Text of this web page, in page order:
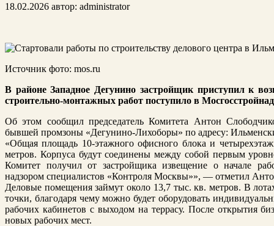
18.02.2026 автор: administrator
Источник фото: mos.ru
В районе Западное Дегунино застройщик приступил к
строительно-монтажных работ поступило в
Об этом сообщил председатель Комитета Антон
бывшей промзоны «Дегунино-Лихоборы» по адресу:
«Общая площадь 10-этажного офисного блока и
метров. Корпуса будут соединены между собой первым
Комитет получил от застройщика извещение о начале
надзором специалистов «Контроля Москвы»», — отметил
Деловые помещения займут около 13,7 тыс. кв. метров. В
точки, благодаря чему можно будет оборудовать
рабочих кабинетов с выходом на террасу. После открытия
новых рабочих мест.